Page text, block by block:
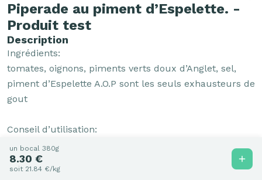
Piperade au piment d’Espelette. -
Produit test
Description
Ingrédients:
tomates, oignons, piments verts doux d’Anglet, sel,
piment d’Espelette A.O.P sont les seuls exhausteurs de
gout
Conseil d’utilisation:
Réchauffer à feu doux, ajouter un œuf battu au
moment de servir. Faire mijoter une cuisse de poulet
dans la piperade et vous obtiendrez un succulent
un bocal 380g
8.30 €
soit 21.84 €/kg